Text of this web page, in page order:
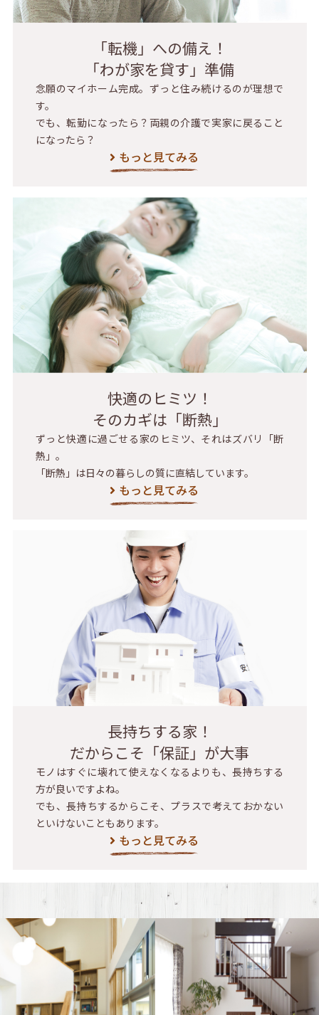
「転機」への備え！
「わが家を貸す」準備
念願のマイホーム完成。ずっと住み続けるのが理想で
す。
でも、転勤になったら？両親の介護で実家に戻ること
になったら？
もっと見てみる
快適のヒミツ！
そのカギは「断熱」
ずっと快適に過ごせる家のヒミツ、それはズバリ「断
熱」。
「断熱」は日々の暮らしの質に直結しています。
もっと見てみる
長持ちする家！
だからこそ「保証」が大事
モノはすぐに壊れて使えなくなるよりも、長持ちする
方が良いですよね。
でも、長持ちするからこそ、プラスで考えておかない
といけないこともあります。
もっと見てみる